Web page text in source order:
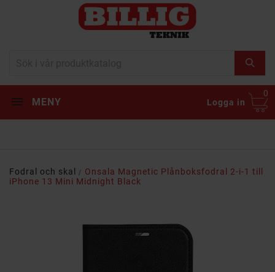
MENY Logga in
0
Fodral och skal
Onsala Magnetic Plånboksfodral 2-i-1 till
iPhone 13 Mini Midnight Black